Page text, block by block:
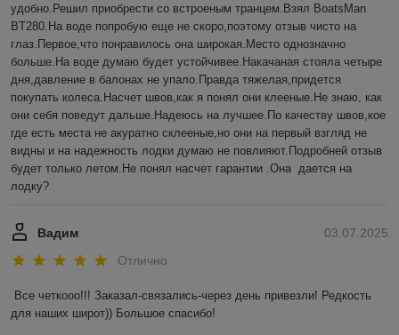
удобно.Решил приобрести со встроеным транцем.Взял BoatsMan
BT280.На воде попробую еще не скоро,поэтому отзыв чисто на
глаз.Первое,что понравилось она широкая.Место однозначно
больше.На воде думаю будет устойчивее.Накачаная стояла четыре
дня,давление в балонах не упало.Правда тяжелая,придется
покупать колеса.Насчет швов,как я понял они клееные.Не знаю, как
они себя поведут дальше.Надеюсь на лучшее.По качеству швов,кое
где есть места не акуратно склееные,но они на первый взгляд не
видны и на надежность лодки думаю не повлияют.Подробней отзыв
будет только летом.Не понял насчет гарантии .Она  дается на
лодку?
03.07.2025
Вадим
Отлично
Все четкооо!!! Заказал-связались-через день привезли! Редкость
для наших широт)) Большое спасибо!